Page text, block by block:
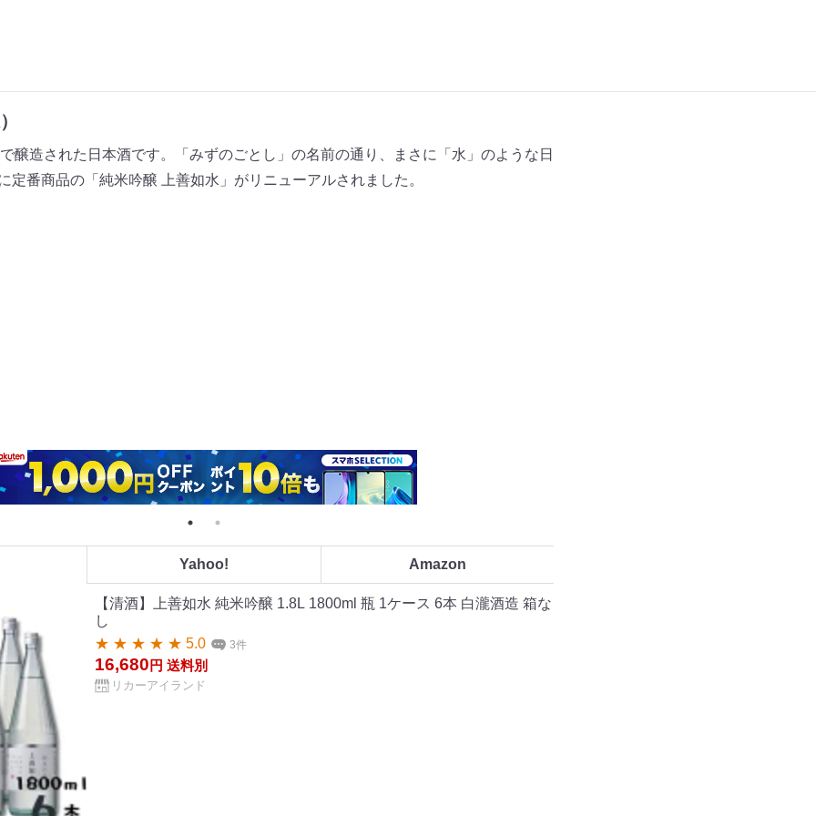
醸造された日本酒です。「みずのごとし」の名前の通り、まさに「水」のような日
定番商品の「純米吟醸 上善如水」がリニューアルされました。
Yahoo! Amazon
【清酒】上善如水 純米吟醸 1.8L 1800ml 瓶 1ケース 6本 白瀧酒造 箱な
し
★ ★ ★ ★ ★ 5.0
3件
16,680 円 送料別
リカーアイランド